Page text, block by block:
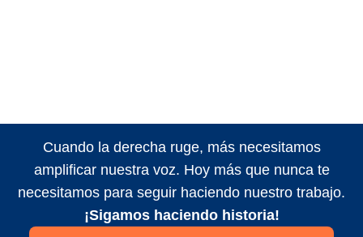
Cuando la derecha ruge, más necesitamos
amplificar nuestra voz. Hoy más que nunca te
necesitamos para seguir haciendo nuestro trabajo.
¡Sigamos haciendo historia!